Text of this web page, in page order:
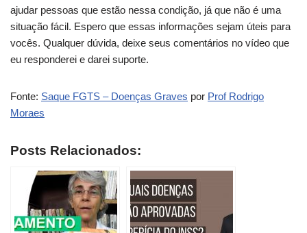
ajudar pessoas que estão nessa condição, já que não é uma
situação fácil. Espero que essas informações sejam úteis para
vocês. Qualquer dúvida, deixe seus comentários no vídeo que
eu responderei e darei suporte.
Fonte: Saque FGTS – Doenças Graves por Prof Rodrigo
Moraes
Posts Relacionados: